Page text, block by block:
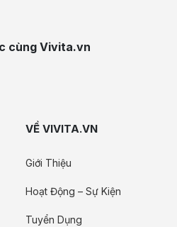
cùng Vivita.vn
VỀ VIVITA.VN
Giới Thiệu
Hoạt Động – Sự Kiện
Tuyển Dụng